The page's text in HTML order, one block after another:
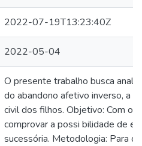
2022-07-19T13:23:40Z
2022-05-04
O presente trabalho busca
do abandono afetivo inverso, a
civil dos filhos. Objetivo: Com o
comprovar a possi bilidade de
sucessória. Metodologia: Para